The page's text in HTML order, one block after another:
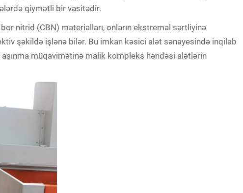
qiymətli bir vasitədir.
nitrid (CBN) materialları, onların ekstremal sərtliyinə
şəkildə işlənə bilər. Bu imkan kəsici alət sənayesində inqilab
aşınma müqavimətinə malik kompleks həndəsi alətlərin